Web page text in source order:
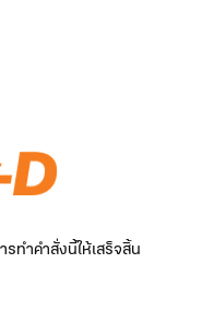
ทำคำสั่งนี้ให้เสร็จสิ้น